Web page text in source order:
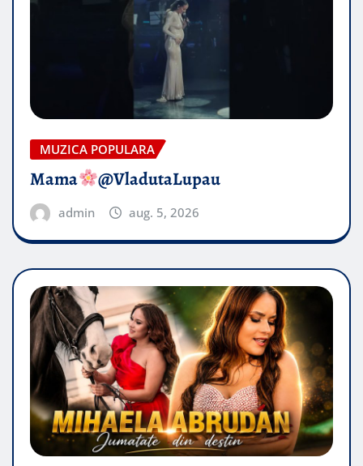
MUZICA POPULARA
Mama @VladutaLupau
admin aug. 5, 2026